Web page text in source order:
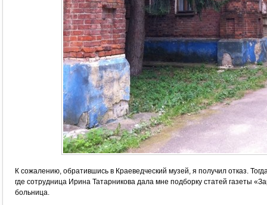
К сожалению, обратившись в Краеведческий музей, я получил отказ.
где сотрудница Ирина Татарникова дала мне подборку статей газеты
больница.